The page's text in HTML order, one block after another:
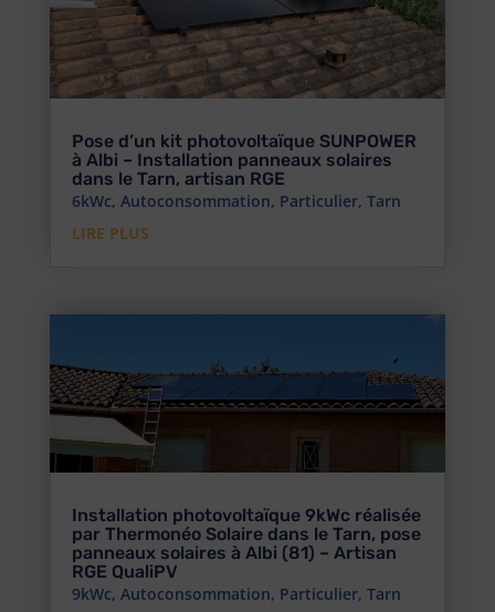
Pose d’un kit photovoltaïque SUNPOWER
à Albi – Installation panneaux solaires
dans le Tarn, artisan RGE
6kWc, Autoconsommation, Particulier, Tarn
LIRE PLUS
Installation photovoltaïque 9kWc réalisée
par Thermonéo Solaire dans le Tarn, pose
panneaux solaires à Albi (81) – Artisan
RGE QualiPV
9kWc, Autoconsommation, Particulier, Tarn